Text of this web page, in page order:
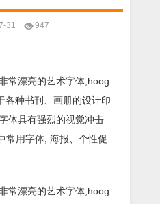
31 947
常漂亮的艺术字体,hoog
各种书刊、画册的设计印
体具有强烈的视觉冲击
常用字体, 海报、个性促
常漂亮的艺术字体,hoog